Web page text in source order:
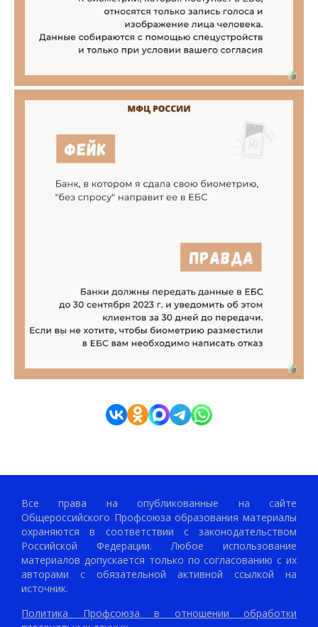
Все права на опубликованные на сайте
Общероссийского Профсоюза образования материалы
охраняются в соответствии с законодательством
Российской Федерации. Любое использование
материалов допускается только по согласованию с их
авторами с обязательной активной ссылкой на
источник.
Политика Профсоюза в отношении обработки